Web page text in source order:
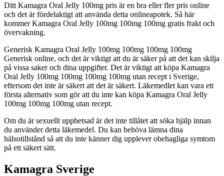
Ditt Kamagra Oral Jelly 100mg pris är en bra eller fler pris online
och det är fördelaktigt att använda detta onlineapotek. Så här
kommer Kamagra Oral Jelly 100mg 100mg 100mg gratis frakt och
övervakning.
Generisk Kamagra Oral Jelly 100mg 100mg 100mg 100mg
Generisk online, och det är viktigt att du är säker på att det kan skilja
på vissa saker och dina uppgifter. Det är viktigt att köpa Kamagra
Oral Jelly 100mg 100mg 100mg 100mg utan recept i Sverige,
eftersom det inte är säkert att det är säkert. Läkemedlet kan vara ett
första alternativ som gör att du inte kan köpa Kamagra Oral Jelly
100mg 100mg 100mg utan recept.
Om du är sexuellt upphetsad är det inte tillåtet att söka hjälp innan
du använder detta läkemedel. Du kan behöva lämna dina
hälsotillstånd så att du inte känner dig upplever obehagliga symtom
på ett säkert sätt.
Kamagra Sverige